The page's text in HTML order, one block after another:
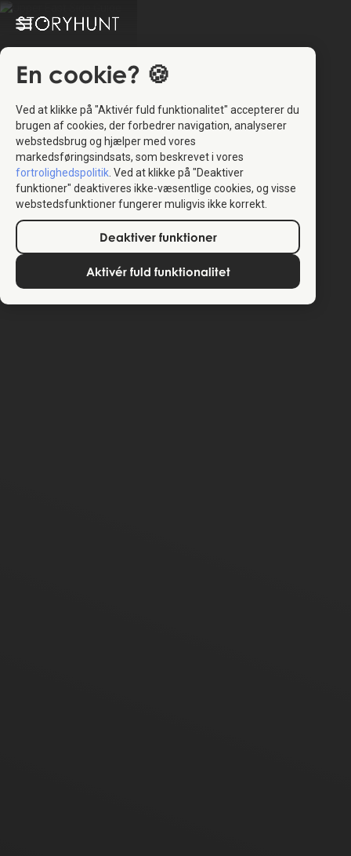
En cookie? 🍪
Ved at klikke på "Aktivér fuld funktionalitet" accepterer du
brugen af cookies, der forbedrer navigation, analyserer
webstedsbrug og hjælper med vores
markedsføringsindsats, som beskrevet i vores
fortrolighedspolitik . Ved at klikke på "Deaktiver
funktioner" deaktiveres ikke-væsentlige cookies, og visse
webstedsfunktioner fungerer muligvis ikke korrekt.
Deaktiver funktioner
Aktivér fuld funktionalitet